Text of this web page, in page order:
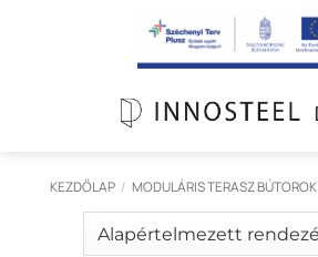
KEZDŐLAP / MODULÁRIS TERASZ BÚTOROK